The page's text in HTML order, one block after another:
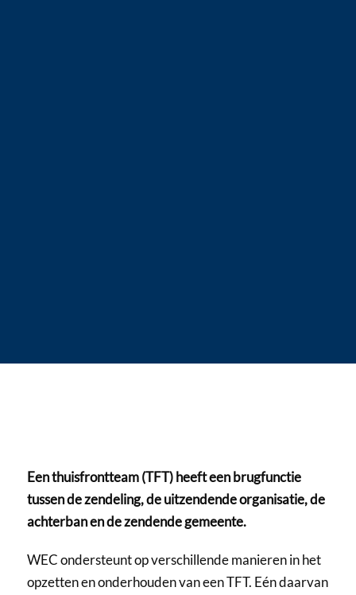
Een thuisfrontteam (TFT) heeft een brugfunctie
tussen de zendeling, de uitzendende organisatie, de
achterban en de zendende gemeente.
WEC ondersteunt op verschillende manieren in het
opzetten en onderhouden van een TFT. Eén daarvan